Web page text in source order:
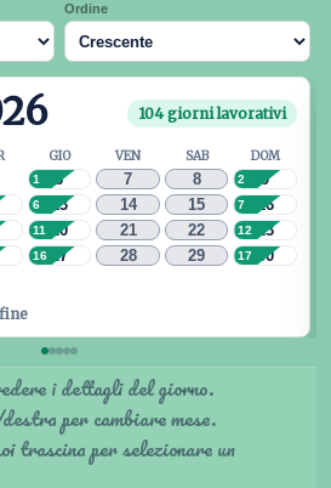
Ordine
104 giorni lavorativi
GIO VEN SAB DOM
6
1 7 8 9
2
13
6 14 15 16
7
20
11 21 22 23
12
27
16 28 29 30
17
i dettagli del giorno.
per cambiare mese.
trascina per selezionare un